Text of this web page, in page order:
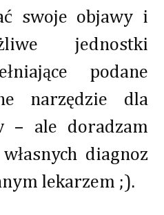
swoje objawy i
jednostki
podane
narzędzie dla
– ale doradzam
diagnoz
lekarzem ;).